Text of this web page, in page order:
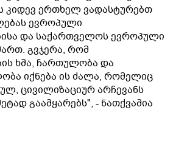
კიდევ ერთხელ ვადასტურებთ
ევროპული
და საქართველოს ევროპული
გვჯერა, რომ
ხმა, ჩართულობა და
იქნება ის ძალა, რომელიც
ცივილიზაციურ არჩევანს
გაამყარებს", - ნათქვამია